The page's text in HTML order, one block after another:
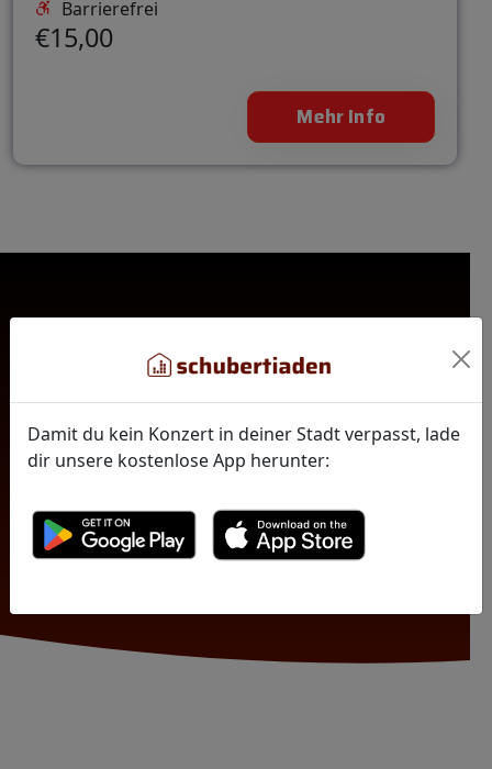
Barrierefrei
€15,00
Mehr Info
Schubertiaden
nahe bei dir
Damit du kein Konzert in deiner Stadt verpasst, lade
dir unsere kostenlose App herunter: